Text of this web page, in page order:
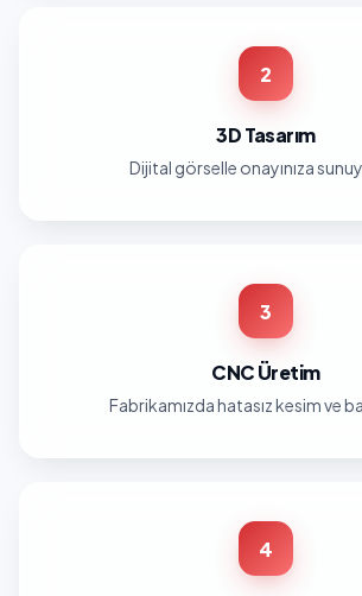
2
3D Tasarım
Dijital görselle onayınıza
3
CNC Üretim
Fabrikamızda hatasız kesim ve
4